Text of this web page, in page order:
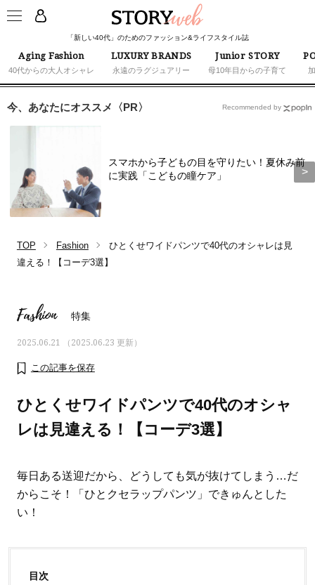
「新しい40代」のためのファッション&ライフスタイル誌
Aging Fashion
40代からの大人オシャレ
LUXURY BRANDS
永遠のラグジュアリー
Junior STORY
母10年目からの子育て
ママとパパに贈る「ジェンダーレ
人気の40代髪型・ヘア
今、あなたにオススメ〈PR〉
スマホから子どもの目を守りたい！夏休み前
に実践「こどもの瞳ケア」
Recommended by
TOP Fashion
ひとくせワイドパンツで40代のオシャレは見
違える！【コーデ3選】
Fashion 特集
2025.06.21 （2025.06.23 更新）
この記事を保存
ひとくせワイドパンツで40代のオシャ
レは見違える！【コーデ3選】
毎日ある送迎だから、どうしても気が抜けてしまう…だ
からこそ！「ひとクセラップパンツ」できゅんとした
い！
目次